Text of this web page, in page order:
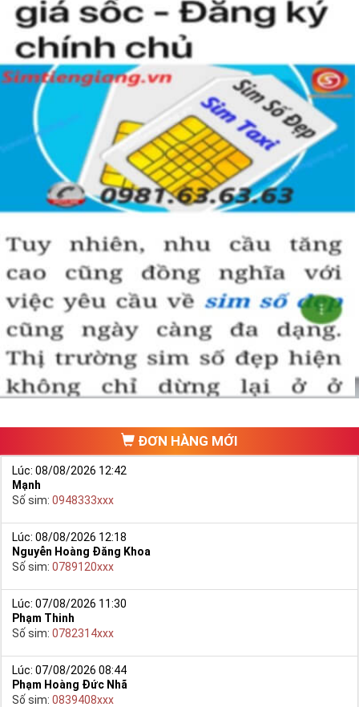
ĐƠN HÀNG MỚI
Lúc: 08/08/2026 12:42
Mạnh
Số sim: 0948333xxx
Lúc: 08/08/2026 12:18
Nguyễn Hoàng Đăng Khoa
Số sim: 0789120xxx
Lúc: 07/08/2026 11:30
Phạm Thinh
Số sim: 0782314xxx
Lúc: 07/08/2026 08:44
Phạm Hoàng Đức Nhã
Số sim: 0839408xxx